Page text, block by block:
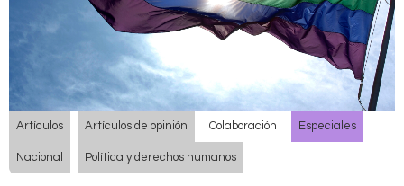
Artículos Artículos de opinión Colaboración Especiales
Nacional Política y derechos humanos